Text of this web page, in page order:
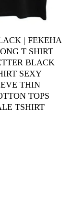
| FEKEHA
T SHIRT
BLACK
SEXY
THIN
TOPS
TSHIRT